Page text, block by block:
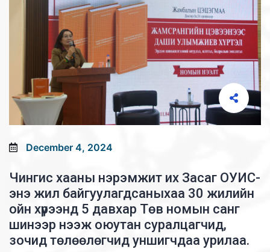
December 4, 2024
Чингис хааны нэрэмжит их Засаг ОУИС-
энэ жил байгуулагдсаныхаа 30 жилийн
ойн хүрээнд 5 давхар Төв номын санг
шинээр нээж оюутан суралцагчид,
зочид төлөөлөгчид уншигчдаа урилаа.